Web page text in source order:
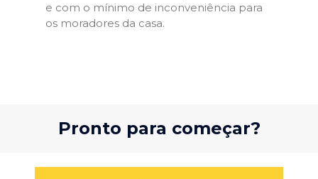
e com o mínimo de inconveniência para
os moradores da casa.
Pronto para começar?